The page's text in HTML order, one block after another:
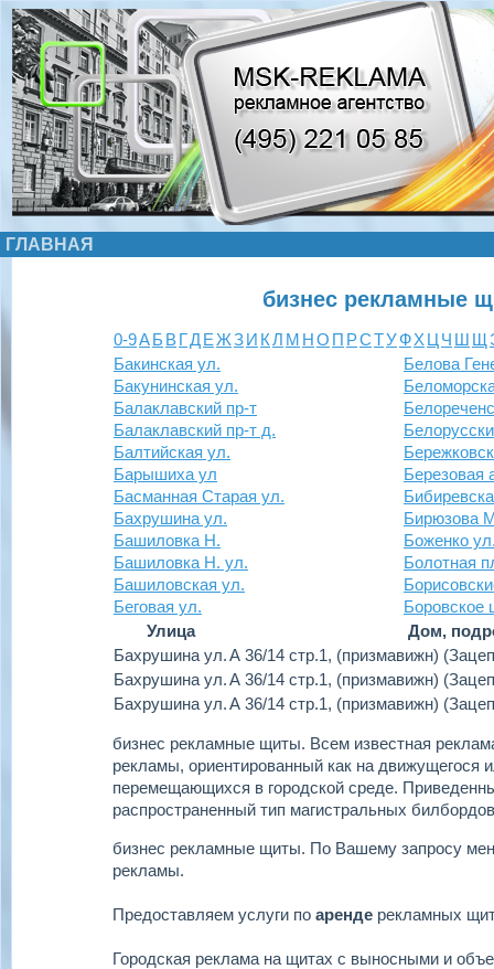
ГЛАВНАЯ
бизнес рекламные
0-9АБ ВГДЕЖЗИ КЛ М НО П РСТУФХ Ц Ч Ш Щ
Бакинская ул.
Бакунинская ул.
Балаклавский пр-т
Балаклавский пр-т д.
Балтийская ул.
Барышиха ул
Басманная Старая ул.
Бахрушина ул.
Башиловка Н.
Башиловка Н. ул.
Башиловская ул.
Беговая ул.
Белова
Березовая
Бирюзова
Боженко
Болотная
Боровское
Улица
Дом,
Бахрушина ул.А 36/14 стр.1, (призмавижн)
Бахрушина ул.А 36/14 стр.1, (призмавижн)
Бахрушина ул.А 36/14 стр.1, (призмавижн)
бизнес рекламные щиты. Всем известная
рекламы, ориентированный как на движущегося
перемещающихся в городской среде.
распространенный тип магистральных
бизнес рекламные щиты. По Вашему запросу
рекламы.
Предоставляем услуги по аренде рекламных
Городская реклама на щитах с выносными и